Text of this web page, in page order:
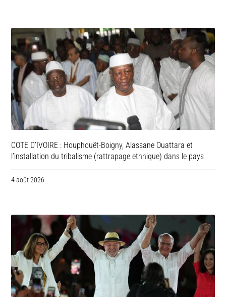
COTE D’IVOIRE : Houphouët-Boigny, Alassane Ouattara et
l’installation du tribalisme (rattrapage ethnique) dans le pays
4 août 2026